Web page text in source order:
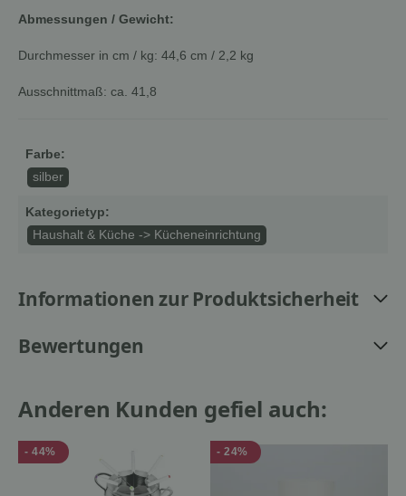
Abmessungen / Gewicht:
Durchmesser in cm / kg: 44,6 cm / 2,2 kg
Ausschnittmaß: ca. 41,8
Farbe:
silber
Kategorietyp:
Haushalt & Küche -> Kücheneinrichtung
Informationen zur Produktsicherheit
Bewertungen
Anderen Kunden gefiel auch:
- 44% - 24%